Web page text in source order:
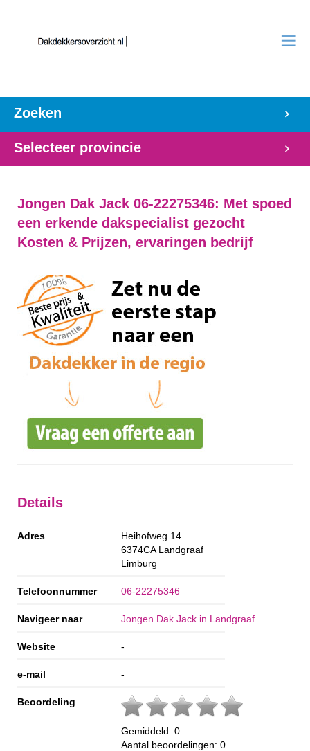
Zoeken
Selecteer provincie
Jongen Dak Jack 06-22275346: Met spoed
een erkende dakspecialist gezocht
Kosten & Prijzen, ervaringen bedrijf
Details
Adres
Heihofweg 14
6374CA Landgraaf
Limburg
Telefoonnummer 06-22275346
Navigeer naar Jongen Dak Jack in Landgraaf
Website -
e-mail -
Beoordeling
Gemiddeld: 0
Aantal beoordelingen: 0